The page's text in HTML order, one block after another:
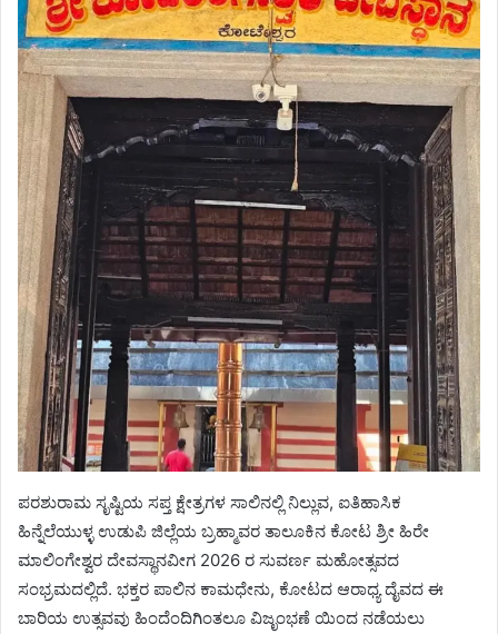
ಪರಶುರಾಮ ಸೃಷ್ಟಿಯ ಸಪ್ತ ಕ್ಷೇತ್ರಗಳ ಸಾಲಿನಲ್ಲಿ ನಿಲ್ಲುವ, ಐತಿಹಾಸಿಕ
ಹಿನ್ನೆಲೆಯುಳ್ಳ ಉಡುಪಿ ಜಿಲ್ಲೆಯ ಬ್ರಹ್ಮಾವರ ತಾಲೂಕಿನ ಕೋಟ ಶ್ರೀ ಹಿರೇ
ಮಾಲಿಂಗೇಶ್ವರ ದೇವಸ್ಥಾನವೀಗ 2026 ರ ಸುವರ್ಣ ಮಹೋತ್ಸವದ
ಸಂಭ್ರಮದಲ್ಲಿದೆ. ಭಕ್ತರ ಪಾಲಿನ ಕಾಮಧೇನು, ಕೋಟದ ಆರಾಧ್ಯ ದೈವದ ಈ
ಬಾರಿಯ ಉತ್ಸವವು ಹಿಂದೆಂದಿಗಿಂತಲೂ ವಿಜೃಂಭಣೆ ಯಿಂದ ನಡೆಯಲು